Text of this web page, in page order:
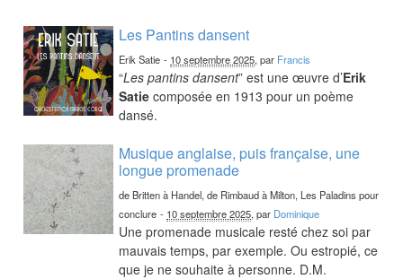
Les Pantins dansent
Erik Satie - 10 septembre 2025, par Francis
“Les pantins dansent” est une œuvre d’Erik
Satie composée en 1913 pour un poème
dansé.
Musique anglaise, puis française, une
longue promenade
de Britten à Handel, de Rimbaud à Milton, Les Paladins pour
conclure - 10 septembre 2025, par Dominique
Une promenade musicale resté chez soi par
mauvais temps, par exemple. Ou estropié, ce
que je ne souhaite à personne. D.M.